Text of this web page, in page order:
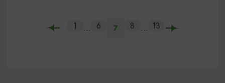
1 ... 6 7 8 ... 13